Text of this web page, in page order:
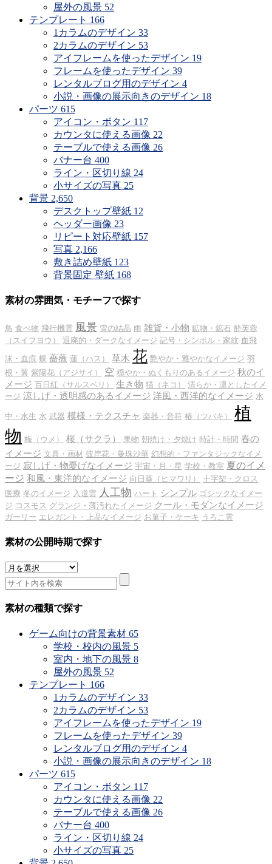
屋外の風景 52
テンプレート 166
1カラムのデザイン 33
2カラムのデザイン 53
アイフレームを使ったデザイン 19
フレームを使ったデザイン 39
レンタルブログ用のデザイン 4
小説・画像の展示向きのデザイン 18
パーツ 615
アイコン・ボタン 117
カウンタに使える画像 22
テーブルで使える画像 26
バナー台 400
ライン・区切り線 24
小サイズの写真 25
背景 2,650
デスクトップ壁紙 12
ヘッダー画像 23
リピート対応壁紙 157
写真 2,166
敷き詰め壁紙 123
背景固定 壁紙 168
素材の雰囲気・モチーフで探す
鳥 食べ物 飛行機雲 風景 雪の結晶 雨 雑貨・小物 鉱物・鉱石 酔芙蓉
（スイフヨウ）
退廃的・ダークなイメージ 記号・シンボル・家紋 血飛
沫・血痕 蝶 薔薇 蓮（ハス） 草木 花 艶やか・雅やかなイメージ 羽
根・翼 紫陽花（アジサイ） 空 穏やか・ぬくもりのあるイメージ 秋のイ
メージ 百日紅（サルスベリ） 生き物 猫（ネコ）
清らか・凛としたイメ
ージ 涼しげ・透明感のあるイメージ 洋風・西洋的なイメージ 水
中・水生 水 武器 模様・テクスチャ 楽器・音符 椿（ツバキ）
植
物 梅（ウメ） 桜（サクラ） 果物 朝焼け・夕焼け 時計・時間 春の
イメージ 文具・画材 彼岸花・曼珠沙華 幻想的・ファンタジックなイメ
ージ 寂しげ・物憂げなイメージ 宇宙・月・星 学校・教室 夏のイメ
ージ 和風・東洋的なイメージ 向日葵（ヒマワリ）
十字架・クロス
医療 冬のイメージ 入道雲 人工物 ハート シンプル ゴシックなイメー
ジ コスモス グランジ・薄汚れたイメージ クール・モダンなイメージ
ガーリー エレガント・上品なイメージ お菓子・ケーキ うろこ雲
素材の公開時期で探す
素
材
の
公
素材の種類で探す
ゲーム向けの背景素材 65
学校・校内の風景 5
室内・地下の風景 8
屋外の風景 52
テンプレート 166
1カラムのデザイン 33
2カラムのデザイン 53
アイフレームを使ったデザイン 19
フレームを使ったデザイン 39
レンタルブログ用のデザイン 4
小説・画像の展示向きのデザイン 18
パーツ 615
アイコン・ボタン 117
カウンタに使える画像 22
テーブルで使える画像 26
バナー台 400
ライン・区切り線 24
小サイズの写真 25